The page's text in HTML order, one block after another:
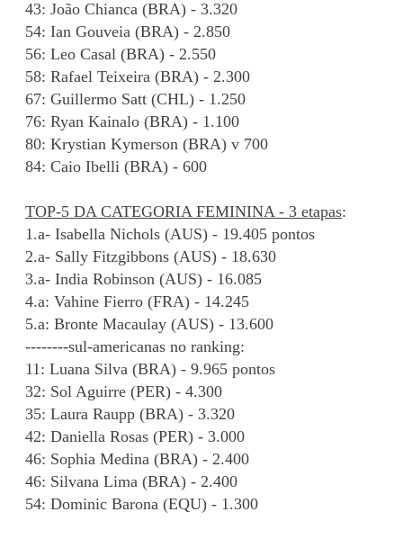
43: João Chianca (BRA) - 3.320
54: Ian Gouveia (BRA) - 2.850
56: Leo Casal (BRA) - 2.550
58: Rafael Teixeira (BRA) - 2.300
67: Guillermo Satt (CHL) - 1.250
76: Ryan Kainalo (BRA) - 1.100
80: Krystian Kymerson (BRA) v 700
84: Caio Ibelli (BRA) - 600
TOP-5 DA CATEGORIA FEMININA - 3 etapas:
1.a- Isabella Nichols (AUS) - 19.405 pontos
2.a- Sally Fitzgibbons (AUS) - 18.630
3.a- India Robinson (AUS) - 16.085
4.a: Vahine Fierro (FRA) - 14.245
5.a: Bronte Macaulay (AUS) - 13.600
--------sul-americanas no ranking:
11: Luana Silva (BRA) - 9.965 pontos
32: Sol Aguirre (PER) - 4.300
35: Laura Raupp (BRA) - 3.320
42: Daniella Rosas (PER) - 3.000
46: Sophia Medina (BRA) - 2.400
46: Silvana Lima (BRA) - 2.400
54: Dominic Barona (EQU) - 1.300